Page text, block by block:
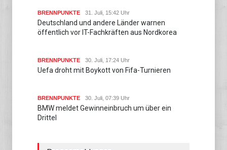
BRENNPUNKTE 31. Juli, 15:42 Uhr
Deutschland und andere Länder warnen
öffentlich vor IT-Fachkräften aus Nordkorea
BRENNPUNKTE 30. Juli, 17:24 Uhr
Uefa droht mit Boykott von Fifa-Turnieren
BRENNPUNKTE 30. Juli, 07:39 Uhr
BMW meldet Gewinneinbruch um über ein
Drittel